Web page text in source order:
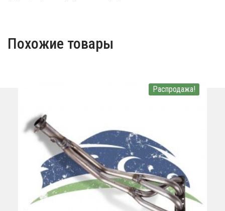
Похожие товары
Распродажа!